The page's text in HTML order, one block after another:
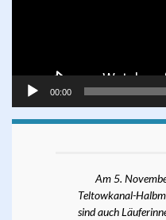
00:00
Am 5.
Teltowkanal-
sind auch